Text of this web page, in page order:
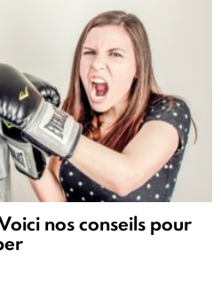
nos conseils pour